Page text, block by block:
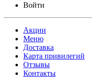
Войти
Акции
Меню
Доставка
Карта привилегий
Отзывы
Контакты